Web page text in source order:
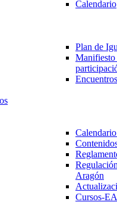
Calendario
Plan de
Aragón
Cursos-